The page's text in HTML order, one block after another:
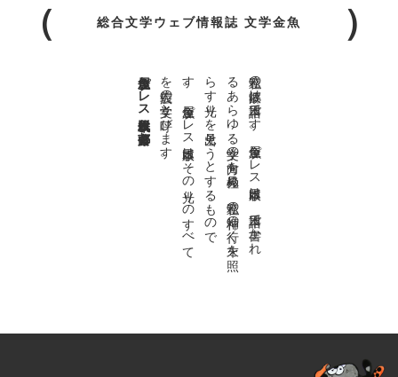
総合文学ウェブ情報誌 文学金魚
私達の
故郷は
日本語で
す
。
金魚屋プ
レ
ス
日本版は
、
日本語で
書か
れ
る
あ
ら
ゆ
る
文学の
方向を
見極め
、
私達の
精神の
行く
末を
照
ら
す
光り
を
見出そ
う
と
す
る
も
の
で
す
。
金魚屋プ
レ
ス
日本版は
そ
の
光り
の
す
べ
て
を
広義の
文学と
呼び
ま
す
。
金魚屋プレス日本版代表 齋藤都